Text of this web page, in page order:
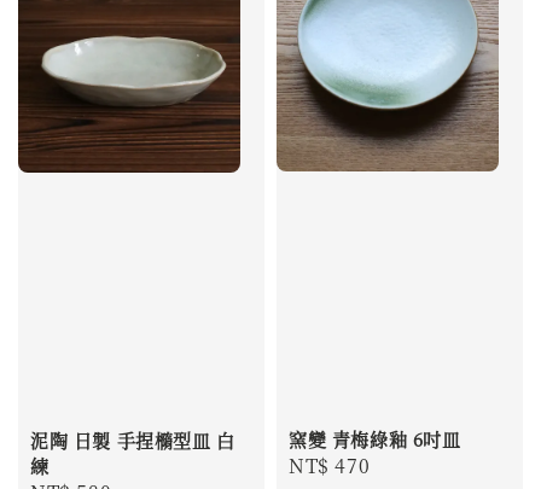
泥陶 日製 手捏橢型皿 白
練
窯變 青梅綠釉 6吋皿
Regular
NT$ 470